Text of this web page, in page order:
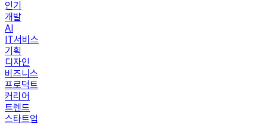
인기
개발
AI
IT서비스
기획
디자인
비즈니스
프로덕트
커리어
트렌드
스타트업